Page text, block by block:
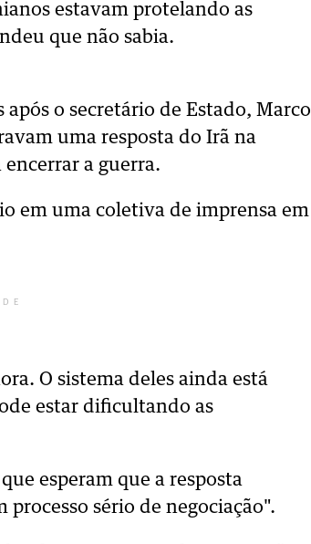
estavam protelando as
que não sabia.
o secretário de Estado, Marco
uma resposta do Irã na
a guerra.
em uma coletiva de imprensa em
O sistema deles ainda está
estar dificultando as
esperam que a resposta
processo sério de negociação".